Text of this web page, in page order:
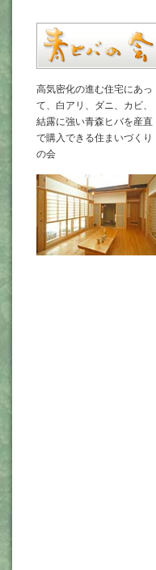
高気密化の進む住宅にあっ
て、白アリ、ダニ、カビ、
結露に強い青森ヒバを産直
で購入できる住まいづくり
の会